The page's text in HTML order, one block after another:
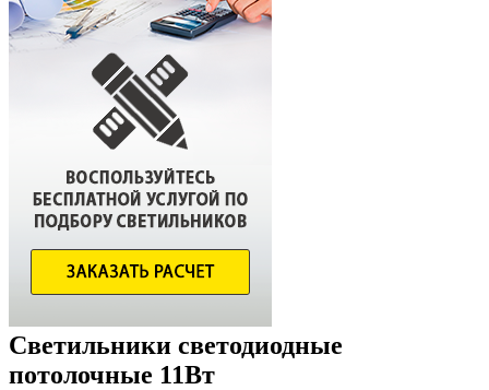
Светильники светодиодные
потолочные 11Вт